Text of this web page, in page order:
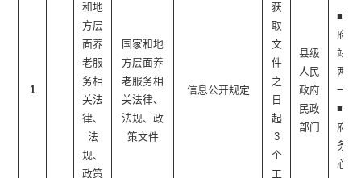
1
和地
方层
面养
老服
务相
关法
律、
法
规、
政策
国家和地
方层面养
老服务相
关法律、
法规、政
策文件
信息公开规定
获
取
文
件
之
日
起
3
个
工
县级
人民
政府
民政
部门
■政
府网
站 ■
两微
一端
■政
府服
务中
心